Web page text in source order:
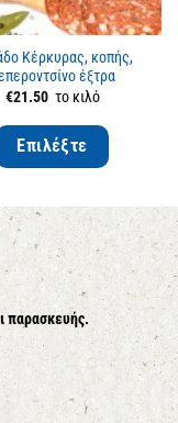
Εξαντλημένο
Κέρκυρας, κοπής,
έξτρα
€21.50το κιλό
Επιλέξτε
παρασκευής.